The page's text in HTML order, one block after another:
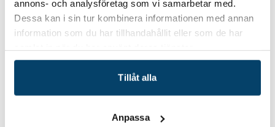
annons- och analysföretag som vi samarbetar med.
Dessa kan i sin tur kombinera informationen med annan
information som du har tillhandahållit eller som de har
Tillåt alla
Anpassa
utreda patent och IPR
utreda om det behövs produktionsanpassning eller
märkning eller produktsäkerhet
utreda frågor kopplade till Brexit.
Stödet kan inte användas till:
Löpande affärsutveckling